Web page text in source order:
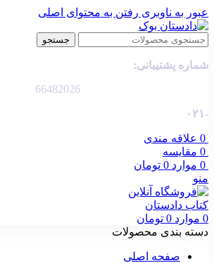
عبور به ناوبری رفتن به محتوای اصلی
جستجو
شماره پشتیبانی:
66482026
-۰۲۱
0 علاقه مندی
0 مقایسه
0 موارد 0 تومان
منو
0 موارد 0 تومان
دسته بندی محصولات
صفحه اصلی